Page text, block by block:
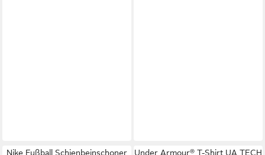
Nike Fußball Schienbeinschoner
Under Armour® T-Shirt UA TECH